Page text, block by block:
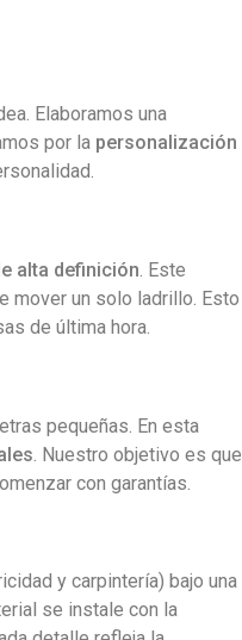
Elaboramos una
por la personalización
alta definición. Este
mover un solo ladrillo. Esto
de última hora.
pequeñas. En esta
. Nuestro objetivo es que
con garantías.
y carpintería) bajo una
se instale con la